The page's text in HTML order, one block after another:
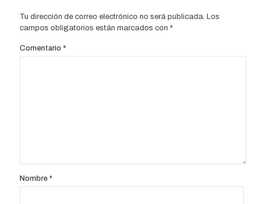
Tu dirección de correo electrónico no será publicada. Los
campos obligatorios están marcados con *
Comentario *
Nombre *